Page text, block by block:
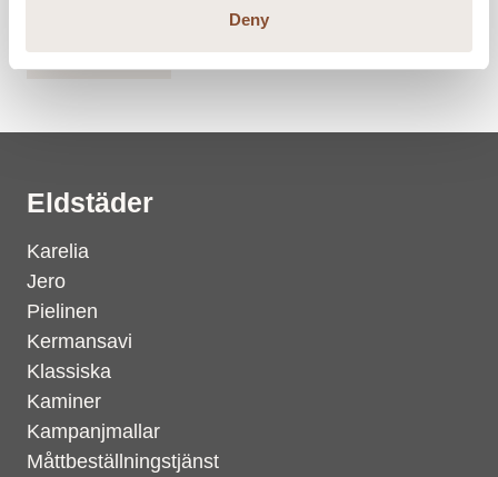
Deny
MER INFO
Eldstäder
Karelia
Jero
Pielinen
Kermansavi
Klassiska
Kaminer
Kampanjmallar
Måttbeställningstjänst